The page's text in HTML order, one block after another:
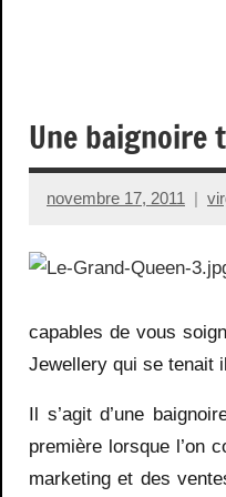
Une baignoire
novembre 17, 2011
capables de vous
Jewellery qui se tenait
Il s’agit d’une
première lorsque l’on
marketing et des